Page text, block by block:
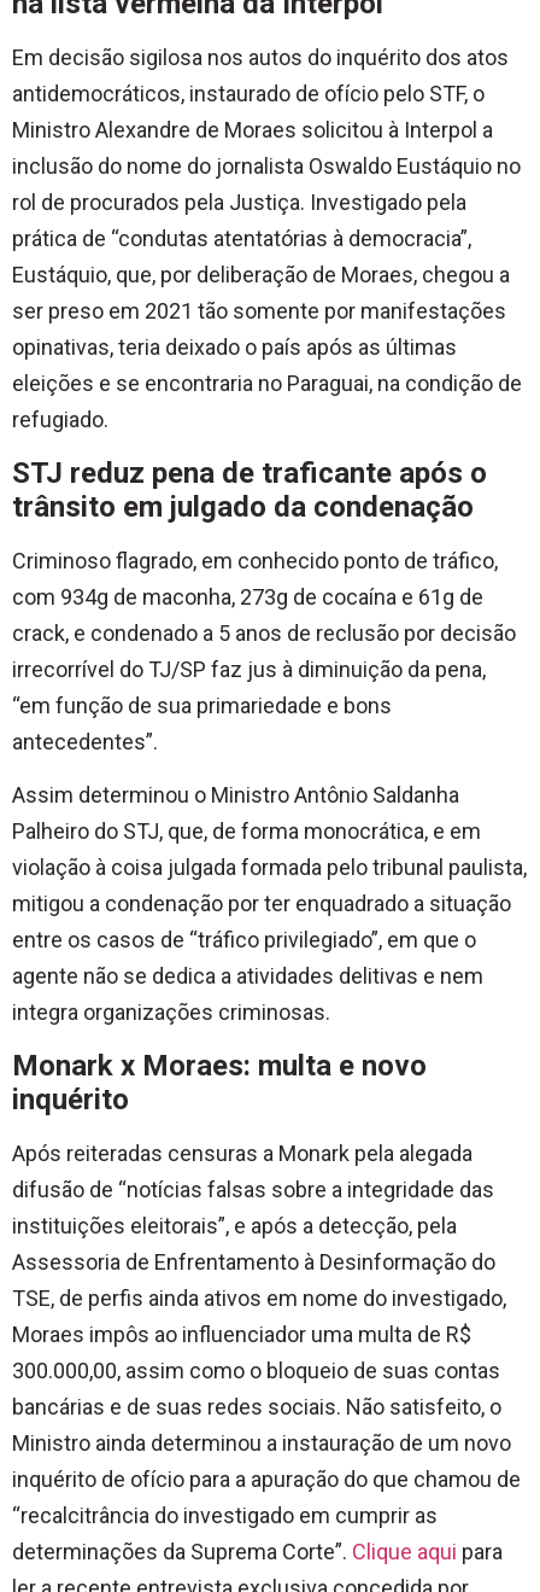
Em decisão sigilosa nos autos do inquérito dos atos
antidemocráticos, instaurado de ofício pelo STF, o
Ministro Alexandre de Moraes solicitou à Interpol a
inclusão do nome do jornalista Oswaldo Eustáquio no
rol de procurados pela Justiça. Investigado pela
prática de “condutas atentatórias à democracia”,
Eustáquio, que, por deliberação de Moraes, chegou a
ser preso em 2021 tão somente por manifestações
opinativas, teria deixado o país após as últimas
eleições e se encontraria no Paraguai, na condição de
refugiado.
STJ reduz pena de traficante após o
trânsito em julgado da condenação
Criminoso flagrado, em conhecido ponto de tráfico,
com 934g de maconha, 273g de cocaína e 61g de
crack, e condenado a 5 anos de reclusão por decisão
irrecorrível do TJ/SP faz jus à diminuição da pena,
“em função de sua primariedade e bons
antecedentes”.
Assim determinou o Ministro Antônio Saldanha
Palheiro do STJ, que, de forma monocrática, e em
violação à coisa julgada formada pelo tribunal paulista,
mitigou a condenação por ter enquadrado a situação
entre os casos de “tráfico privilegiado”, em que o
agente não se dedica a atividades delitivas e nem
integra organizações criminosas.
Monark x Moraes: multa e novo
inquérito
Após reiteradas censuras a Monark pela alegada
difusão de “notícias falsas sobre a integridade das
instituições eleitorais”, e após a detecção, pela
Assessoria de Enfrentamento à Desinformação do
TSE, de perfis ainda ativos em nome do investigado,
Moraes impôs ao influenciador uma multa de R$
300.000,00, assim como o bloqueio de suas contas
bancárias e de suas redes sociais. Não satisfeito, o
Ministro ainda determinou a instauração de um novo
inquérito de ofício para a apuração do que chamou de
“recalcitrância do investigado em cumprir as
determinações da Suprema Corte”. Clique aqui para